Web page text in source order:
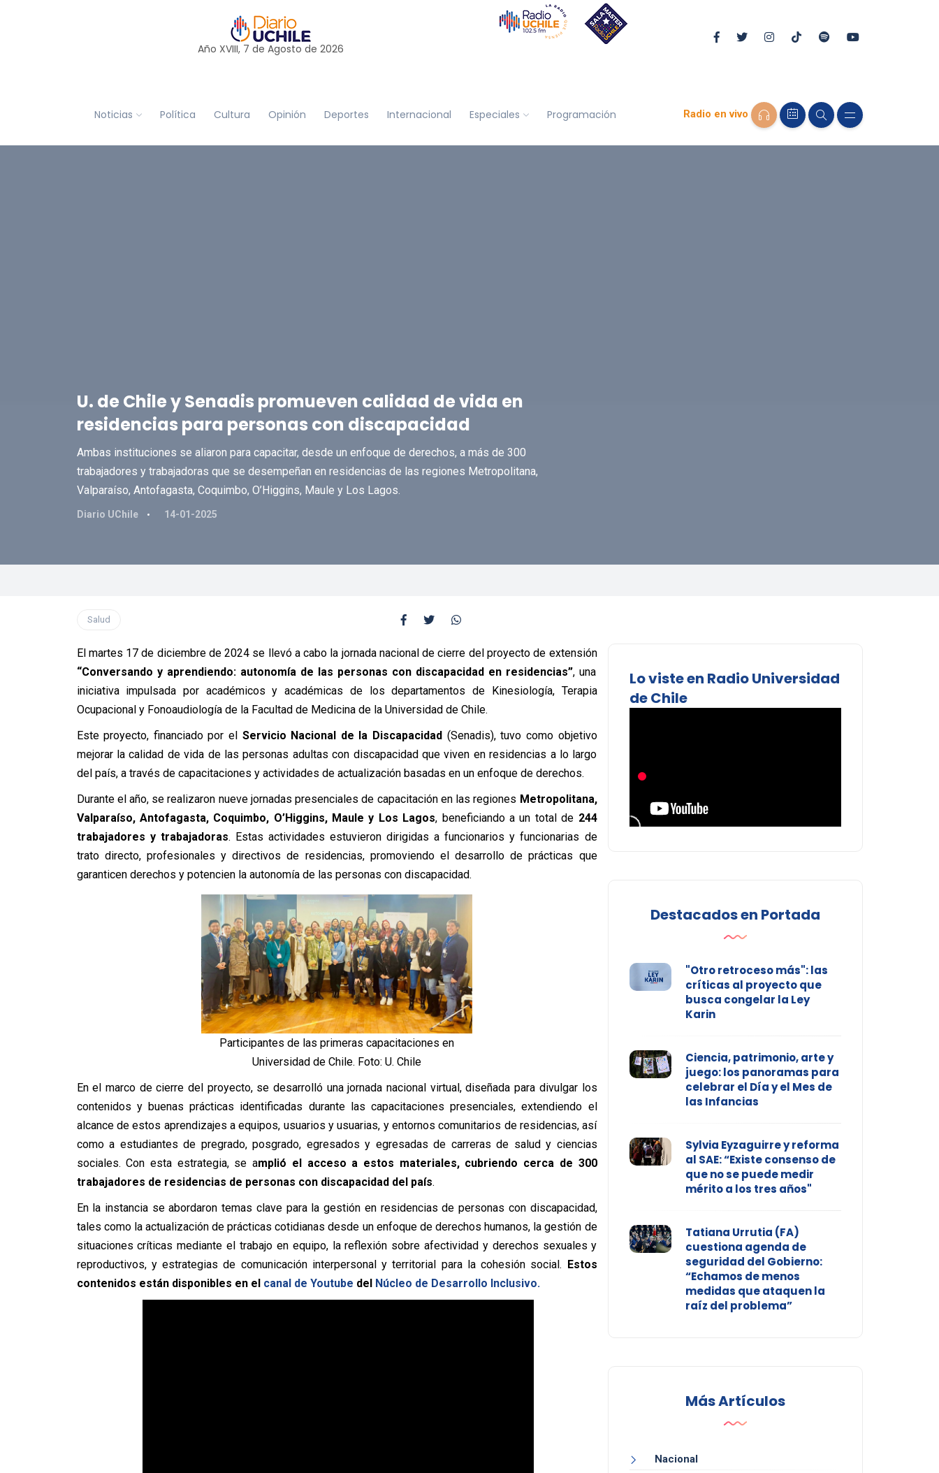
Año XVIII, 7 de Agosto de 2026
Noticias Política Cultura Opinión Deportes Internacional Especiales Programación Radio en vivo
U. de Chile y Senadis promueven calidad de vida en
residencias para personas con discapacidad
Ambas instituciones se aliaron para capacitar, desde un enfoque de derechos, a más de 300
trabajadores y trabajadoras que se desempeñan en residencias de las regiones Metropolitana,
Valparaíso, Antofagasta, Coquimbo, O’Higgins, Maule y Los Lagos.
Diario UChile 14-01-2025
Salud
El martes 17 de diciembre de 2024 se llevó a cabo la jornada nacional de cierre del proyecto de extensión
“Conversando y aprendiendo: autonomía de las personas con discapacidad en residencias”, una
iniciativa impulsada por académicos y académicas de los departamentos de Kinesiología, Terapia
Ocupacional y Fonoaudiología de la Facultad de Medicina de la Universidad de Chile.
Este proyecto, financiado por el Servicio Nacional de la Discapacidad (Senadis), tuvo como objetivo
mejorar la calidad de vida de las personas adultas con discapacidad que viven en residencias a lo largo
del país, a través de capacitaciones y actividades de actualización basadas en un enfoque de derechos.
Durante el año, se realizaron nueve jornadas presenciales de capacitación en las regiones Metropolitana,
Valparaíso, Antofagasta, Coquimbo, O’Higgins, Maule y Los Lagos, beneficiando a un total de 244
trabajadores y trabajadoras. Estas actividades estuvieron dirigidas a funcionarios y funcionarias de
trato directo, profesionales y directivos de residencias, promoviendo el desarrollo de prácticas que
garanticen derechos y potencien la autonomía de las personas con discapacidad.
Participantes de las primeras capacitaciones en
Universidad de Chile. Foto: U. Chile
En el marco de cierre del proyecto, se desarrolló una jornada nacional virtual, diseñada para divulgar los
contenidos y buenas prácticas identificadas durante las capacitaciones presenciales, extendiendo el
alcance de estos aprendizajes a equipos, usuarios y usuarias, y entornos comunitarios de residencias, así
como a estudiantes de pregrado, posgrado, egresados y egresadas de carreras de salud y ciencias
sociales. Con esta estrategia, se amplió el acceso a estos materiales, cubriendo cerca de 300
trabajadores de residencias de personas con discapacidad del país.
En la instancia se abordaron temas clave para la gestión en residencias de personas con discapacidad,
tales como la actualización de prácticas cotidianas desde un enfoque de derechos humanos, la gestión de
situaciones críticas mediante el trabajo en equipo, la reflexión sobre afectividad y derechos sexuales y
reproductivos, y estrategias de comunicación interpersonal y territorial para la cohesión social. Estos
contenidos están disponibles en el canal de Youtube del Núcleo de Desarrollo Inclusivo.
Lo viste en Radio Universidad
de Chile
Destacados en Portada
"Otro retroceso más": las
críticas al proyecto que
busca congelar la Ley
Karin
Ciencia, patrimonio, arte y
juego: los panoramas para
celebrar el Día y el Mes de
las Infancias
Sylvia Eyzaguirre y reforma
al SAE: “Existe consenso de
que no se puede medir
mérito a los tres años"
Tatiana Urrutia (FA)
cuestiona agenda de
seguridad del Gobierno:
“Echamos de menos
medidas que ataquen la
raíz del problema”
Más Artículos
Nacional